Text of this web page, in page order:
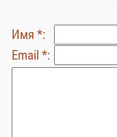
Имя *:
Email *: